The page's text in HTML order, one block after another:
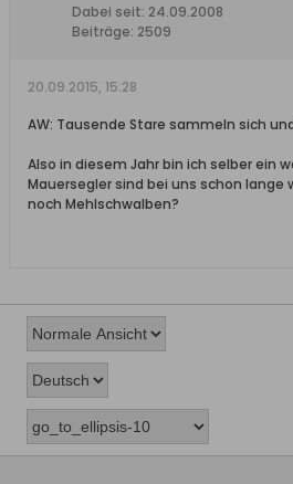
Dabei seit: 24.09.2008
Beiträge: 2509
20.09.2015, 15:28
AW: Tausende Stare sammeln sich
Also in diesem Jahr bin ich selber ein
Mauersegler sind bei uns schon lange
noch Mehlschwalben?